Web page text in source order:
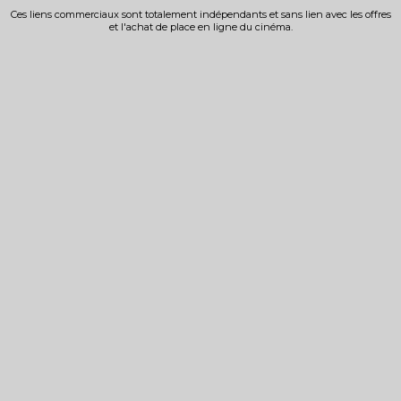
Ces liens commerciaux sont totalement indépendants et sans lien avec les offres
et l'achat de place en ligne du cinéma.